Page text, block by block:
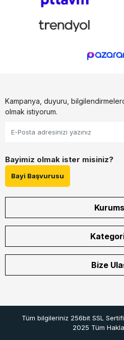
Kampanya, duyuru,
olmak istiyorum.
Bayimiz olmak ister misiniz?
Bayi Başvurusu
Bize
Tüm bilgileriniz 256bit SSL
2025 Tüm